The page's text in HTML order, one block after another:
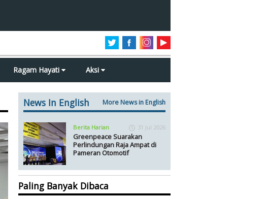
Ragam Hayati Aksi
News In English More News in English
Berita Harian 31 Jul 2026
Greenpeace Suarakan
Perlindungan Raja Ampat di
Pameran Otomotif
Paling Banyak Dibaca